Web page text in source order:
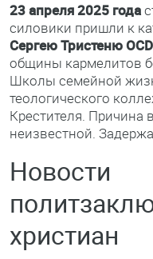
23 апреля 2025 года
силовики пришли к
Сергею ТристенюOCD
общины кармелитов
Школы семейной
теологического
Крестителя. Причина
неизвестной.
Новости
христиан